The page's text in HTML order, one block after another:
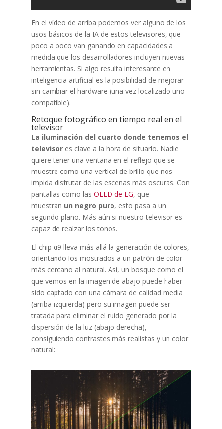
En el vídeo de arriba podemos ver alguno de los
usos básicos de la IA de estos televisores, que
poco a poco van ganando en capacidades a
medida que los desarrolladores incluyen nuevas
herramientas. Si algo resulta interesante en
inteligencia artificial es la posibilidad de mejorar
sin cambiar el hardware (una vez localizado uno
compatible).
Retoque fotográfico en tiempo real en el
televisor
La iluminación del cuarto donde tenemos el
televisores clave a la hora de situarlo. Nadie
quiere tener una ventana en el reflejo que se
muestre como una vertical de brillo que nos
impida disfrutar de las escenas más oscuras. Con
pantallas como las OLED de LG, que
muestran un negro puro, esto pasa a un
segundo plano. Más aún si nuestro televisor es
capaz de realzar los tonos.
El chip α9 lleva más allá la generación de colores,
orientando los mostrados a un patrón de color
más cercano al natural. Así, un bosque como el
que vemos en la imagen de abajo puede haber
sido captado con una cámara de calidad media
(arriba izquierda) pero su imagen puede ser
tratada para eliminar el ruido generado por la
dispersión de la luz (abajo derecha),
consiguiendo contrastes más realistas y un color
natural: